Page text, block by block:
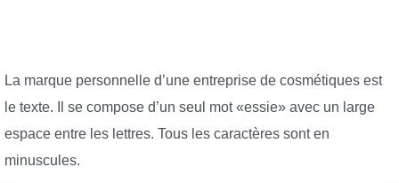
La marque personnelle d’une entreprise de cosmétiques est
le texte. Il se compose d’un seul mot «essie» avec un large
espace entre les lettres. Tous les caractères sont en
minuscules.